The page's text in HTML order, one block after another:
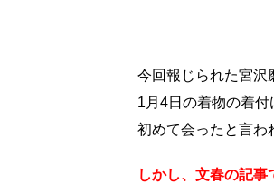
今回報じられた宮沢
1月4日の着物の着付
初めて会ったと言わ
しかし、文春の記事